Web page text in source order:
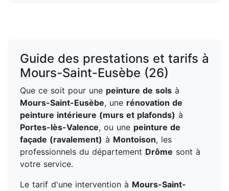
Guide des prestations et tarifs à
Mours-Saint-Eusèbe (26)
Que ce soit pour une peinture de sols à
Mours-Saint-Eusèbe, une rénovation de
peinture intérieure (murs et plafonds) à
Portes-lès-Valence, ou une peinture de
façade (ravalement) à Montoison, les
professionnels du département Drôme sont à
votre service.
Le tarif d'une intervention à Mours-Saint-